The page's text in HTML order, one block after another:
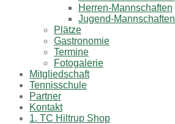
Herren-Mannschaften
Jugend-Mannschaften
Plätze
Gastronomie
Termine
Fotogalerie
Mitgliedschaft
Tennisschule
Partner
Kontakt
1. TC Hiltrup Shop